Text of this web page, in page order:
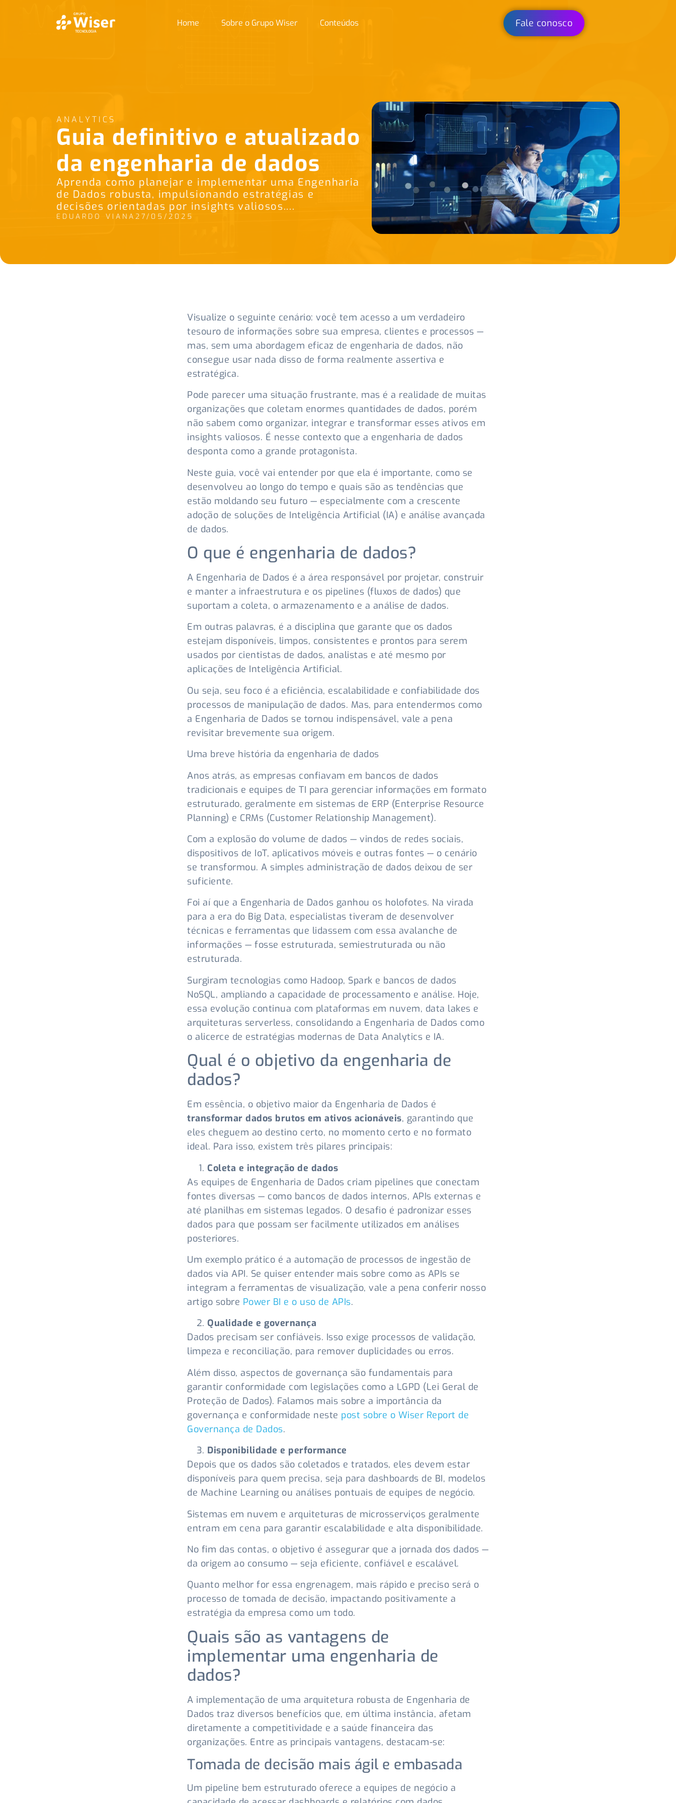
Home Sobre o Grupo Wiser Conteúdos Fale conosco
ANALYTICS
Guia definitivo e atualizado
da engenharia de dados
Aprenda como planejar e implementar uma Engenharia
de Dados robusta, impulsionando estratégias e
decisões orientadas por insights valiosos....
EDUARDO VIANA 27/05/2025
Visualize o seguinte cenário: você tem acesso a um verdadeiro
tesouro de informações sobre sua empresa, clientes e processos —
mas, sem uma abordagem eficaz de engenharia de dados, não
consegue usar nada disso de forma realmente assertiva e
estratégica.
Pode parecer uma situação frustrante, mas é a realidade de muitas
organizações que coletam enormes quantidades de dados, porém
não sabem como organizar, integrar e transformar esses ativos em
insights valiosos. É nesse contexto que a engenharia de dados
desponta como a grande protagonista.
Neste guia, você vai entender por que ela é importante, como se
desenvolveu ao longo do tempo e quais são as tendências que
estão moldando seu futuro — especialmente com a crescente
adoção de soluções de Inteligência Artificial (IA) e análise avançada
de dados.
O que é engenharia de dados?
A Engenharia de Dados é a área responsável por projetar, construir
e manter a infraestrutura e os pipelines (fluxos de dados) que
suportam a coleta, o armazenamento e a análise de dados.
Em outras palavras, é a disciplina que garante que os dados
estejam disponíveis, limpos, consistentes e prontos para serem
usados por cientistas de dados, analistas e até mesmo por
aplicações de Inteligência Artificial.
Ou seja, seu foco é a eficiência, escalabilidade e confiabilidade dos
processos de manipulação de dados. Mas, para entendermos como
a Engenharia de Dados se tornou indispensável, vale a pena
revisitar brevemente sua origem.
Uma breve história da engenharia de dados
Anos atrás, as empresas confiavam em bancos de dados
tradicionais e equipes de TI para gerenciar informações em formato
estruturado, geralmente em sistemas de ERP (Enterprise Resource
Planning) e CRMs (Customer Relationship Management).
Com a explosão do volume de dados — vindos de redes sociais,
dispositivos de IoT, aplicativos móveis e outras fontes — o cenário
se transformou. A simples administração de dados deixou de ser
suficiente.
Foi aí que a Engenharia de Dados ganhou os holofotes. Na virada
para a era do Big Data, especialistas tiveram de desenvolver
técnicas e ferramentas que lidassem com essa avalanche de
informações — fosse estruturada, semiestruturada ou não
estruturada.
Surgiram tecnologias como Hadoop, Spark e bancos de dados
NoSQL, ampliando a capacidade de processamento e análise. Hoje,
essa evolução continua com plataformas em nuvem, data lakes e
arquiteturas serverless, consolidando a Engenharia de Dados como
o alicerce de estratégias modernas de Data Analytics e IA.
Qual é o objetivo da engenharia de
dados?
Em essência, o objetivo maior da Engenharia de Dados é
transformar dados brutos em ativos acionáveis, garantindo que
eles cheguem ao destino certo, no momento certo e no formato
ideal. Para isso, existem três pilares principais:
Coleta e integração de dados
As equipes de Engenharia de Dados criam pipelines que conectam
fontes diversas — como bancos de dados internos, APIs externas e
até planilhas em sistemas legados. O desafio é padronizar esses
dados para que possam ser facilmente utilizados em análises
posteriores.
Um exemplo prático é a automação de processos de ingestão de
dados via API. Se quiser entender mais sobre como as APIs se
integram a ferramentas de visualização, vale a pena conferir nosso
artigo sobre Power BI e o uso de APIs.
Qualidade e governança
Dados precisam ser confiáveis. Isso exige processos de validação,
limpeza e reconciliação, para remover duplicidades ou erros.
Além disso, aspectos de governança são fundamentais para
garantir conformidade com legislações como a LGPD (Lei Geral de
Proteção de Dados). Falamos mais sobre a importância da
governança e conformidade neste post sobre o Wiser Report de
Governança de Dados.
Disponibilidade e performance
Depois que os dados são coletados e tratados, eles devem estar
disponíveis para quem precisa, seja para dashboards de BI, modelos
de Machine Learning ou análises pontuais de equipes de negócio.
Sistemas em nuvem e arquiteturas de microsserviços geralmente
entram em cena para garantir escalabilidade e alta disponibilidade.
No fim das contas, o objetivo é assegurar que a jornada dos dados —
da origem ao consumo — seja eficiente, confiável e escalável.
Quanto melhor for essa engrenagem, mais rápido e preciso será o
processo de tomada de decisão, impactando positivamente a
estratégia da empresa como um todo.
Quais são as vantagens de
implementar uma engenharia de
dados?
A implementação de uma arquitetura robusta de Engenharia de
Dados traz diversos benefícios que, em última instância, afetam
diretamente a competitividade e a saúde financeira das
organizações. Entre as principais vantagens, destacam-se:
Tomada de decisão mais ágil e embasada
Um pipeline bem estruturado oferece a equipes de negócio a